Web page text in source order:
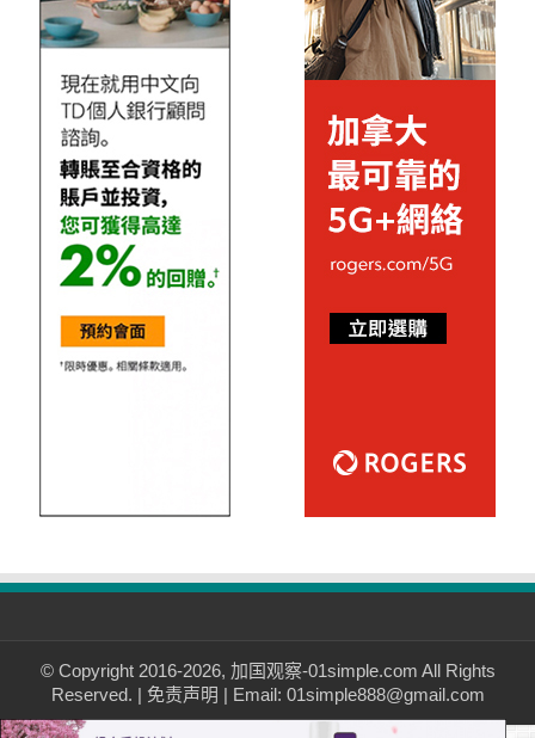
© Copyright 2016-2026, 加国观察-01simple.com All Rights
Reserved. | 免责声明 | Email: 01simple888@gmail.com